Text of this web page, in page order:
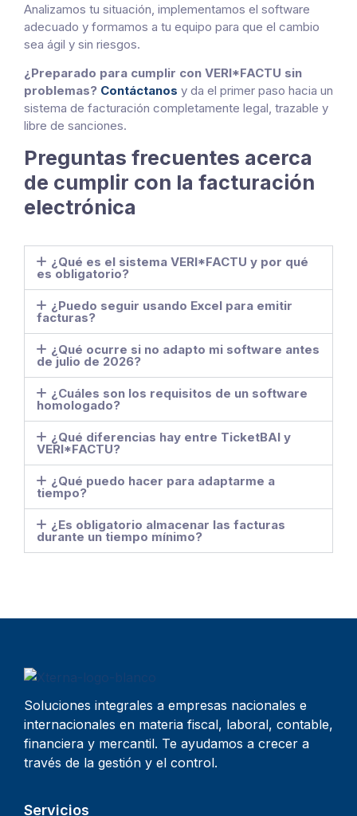
Analizamos tu situación, implementamos el software
adecuado y formamos a tu equipo para que el cambio
sea ágil y sin riesgos.
¿Preparado para cumplir con VERI*FACTU sin
problemas? Contáctanos y da el primer paso hacia un
sistema de facturación completamente legal, trazable y
libre de sanciones.
Preguntas frecuentes acerca
de cumplir con la facturación
electrónica
¿Qué es el sistema VERI*FACTU y por qué
es obligatorio?
¿Puedo seguir usando Excel para emitir
facturas?
¿Qué ocurre si no adapto mi software antes
de julio de 2026?
¿Cuáles son los requisitos de un software
homologado?
¿Qué diferencias hay entre TicketBAI y
VERI*FACTU?
¿Qué puedo hacer para adaptarme a
tiempo?
¿Es obligatorio almacenar las facturas
durante un tiempo mínimo?
Soluciones integrales a empresas nacionales e
internacionales en materia fiscal, laboral, contable,
financiera y mercantil. Te ayudamos a crecer a
través de la gestión y el control.
Servicios